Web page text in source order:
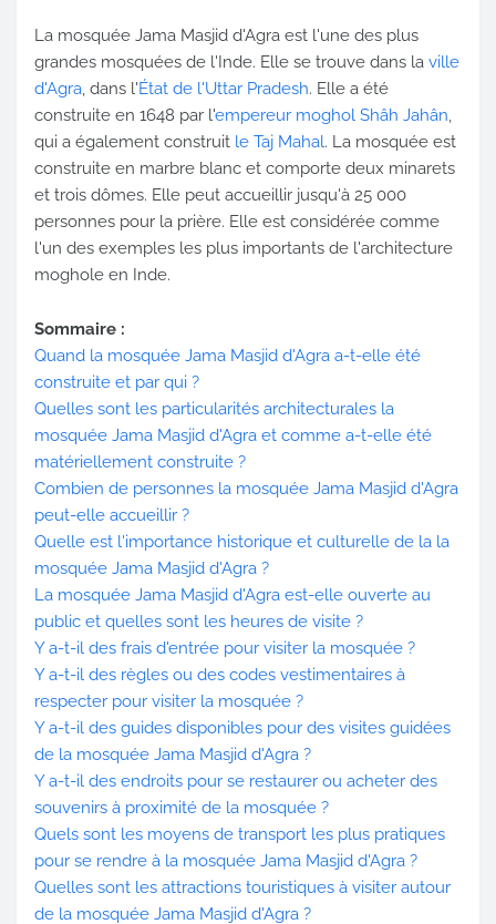
La mosquée Jama Masjid d'Agra est l'une des plus
grandes mosquées de l'Inde. Elle se trouve dans la ville
d'Agra, dans l'État de l'Uttar Pradesh. Elle a été
construite en 1648 par l'empereur moghol Shâh Jahân,
qui a également construit le Taj Mahal. La mosquée est
construite en marbre blanc et comporte deux minarets
et trois dômes. Elle peut accueillir jusqu'à 25 000
personnes pour la prière. Elle est considérée comme
l'un des exemples les plus importants de l'architecture
moghole en Inde.
Sommaire :
Quand la mosquée Jama Masjid d'Agra a-t-elle été
construite et par qui ?
Quelles sont les particularités architecturales la
mosquée Jama Masjid d'Agra et comme a-t-elle été
matériellement construite ?
Combien de personnes la mosquée Jama Masjid d'Agra
peut-elle accueillir ?
Quelle est l'importance historique et culturelle de la la
mosquée Jama Masjid d'Agra ?
La mosquée Jama Masjid d'Agra est-elle ouverte au
public et quelles sont les heures de visite ?
Y a-t-il des frais d'entrée pour visiter la mosquée ?
Y a-t-il des règles ou des codes vestimentaires à
respecter pour visiter la mosquée ?
Y a-t-il des guides disponibles pour des visites guidées
de la mosquée Jama Masjid d'Agra ?
Y a-t-il des endroits pour se restaurer ou acheter des
souvenirs à proximité de la mosquée ?
Quels sont les moyens de transport les plus pratiques
pour se rendre à la mosquée Jama Masjid d'Agra ?
Quelles sont les attractions touristiques à visiter autour
de la mosquée Jama Masjid d'Agra ?